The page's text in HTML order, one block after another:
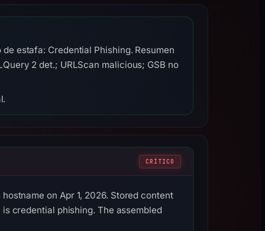
estafa: Credential Phishing. Resumen
2 det.; URLScan malicious; GSB no
CRÍTICO
on Apr 1, 2026. Stored content
credential phishing. The assembled